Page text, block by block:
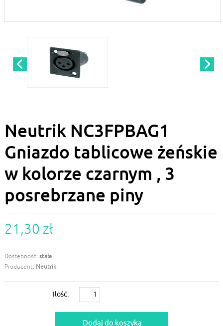
Neutrik NC3FPBAG1
Gniazdo tablicowe żeńskie
w kolorze czarnym , 3
posrebrzane piny
21,30 zł
Dostępność: stała
Producent: Neutrik
Ilość: